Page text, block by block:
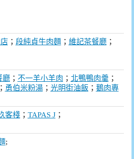
； 段純貞牛肉麵 ； 維記茶餐廳；
廳； 不一羊小羊肉 ； 北鴨鴨肉羹 ；
； 勇伯米粉湯； 光明街油飯 ； 鵝肉專
客棧； TAPAS J；
;